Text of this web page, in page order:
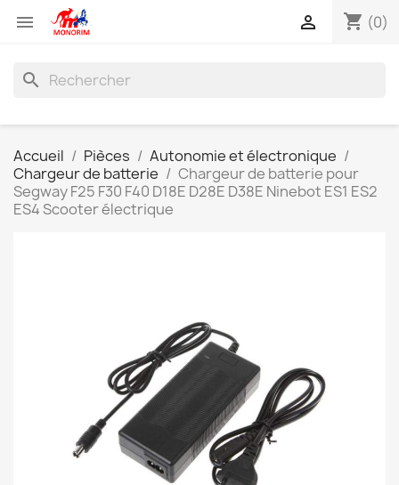
 shopping_cart (0)

search
Accueil Pièces
Autonomie et électronique
Chargeur de batterie
Chargeur de batterie pour
Segway F25 F30 F40 D18E D28E D38E Ninebot ES1 ES2
ES4 Scooter électrique